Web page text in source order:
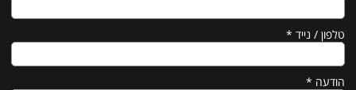
טלפון / נייד *
הודעה *